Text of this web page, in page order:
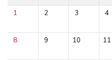
1 2 3 4
8 9 10 11